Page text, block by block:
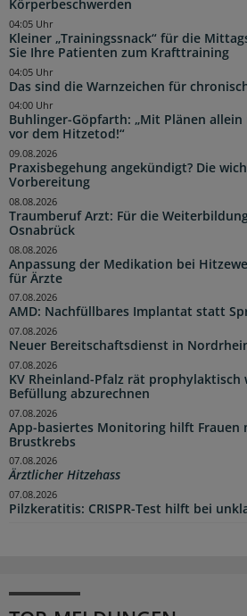
Körperbeschwerden
Kleiner „Trainingssnack“ für die
Sie Ihre Patienten zum Krafttraining
04:05 Uhr
Das sind die Warnzeichen für
04:05 Uhr
Buhlinger-Göpfarth: „Mit Plänen
vor dem Hitzetod!“
04:00 Uhr
Praxisbegehung angekündigt? Die
Vorbereitung
09.08.2026
Traumberuf Arzt: Für die
Osnabrück
08.08.2026
Anpassung der Medikation bei
für Ärzte
08.08.2026
AMD: Nachfüllbares Implantat statt
07.08.2026
Neuer Bereitschaftsdienst in
07.08.2026
KV Rheinland-Pfalz rät prophylaktisch
Befüllung abzurechnen
07.08.2026
App-basiertes Monitoring hilft Frauen
Brustkrebs
07.08.2026
Ärztlicher Hitzehass
07.08.2026
Pilzkeratitis: CRISPR-Test hilft bei
07.08.2026